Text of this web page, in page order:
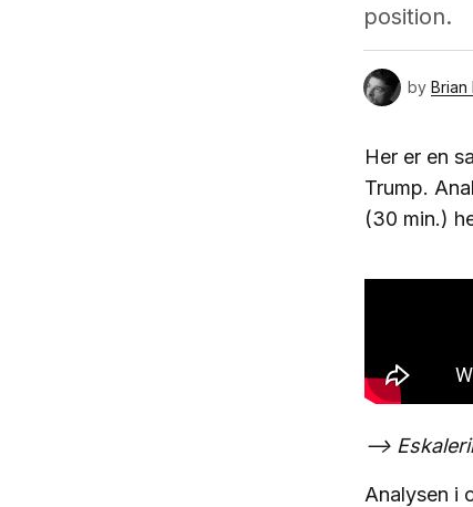
position.
by Brian
Her er en
Trump.
(30 min.)
-->
Analysen i